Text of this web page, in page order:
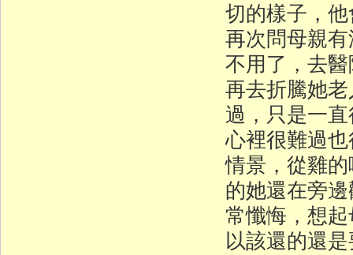
切的樣子，
再次問母親
不用了，去
再去折騰她
過，只是一
心裡很難過
情景，從雞
的她還在旁
常懺悔，想
以該還的還